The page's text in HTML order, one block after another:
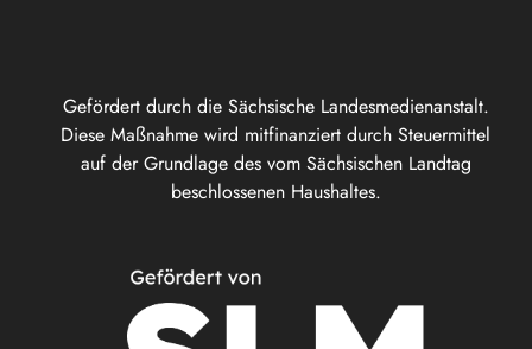
Gefördert durch die Sächsische Landesmedienanstalt.
Diese Maßnahme wird mitfinanziert durch Steuermittel
auf der Grundlage des vom Sächsischen Landtag
beschlossenen Haushaltes.